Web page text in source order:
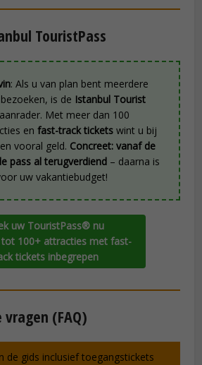
TouristPass
: Als u van plan bent meerdere
is de Istanbul Tourist
Met meer dan 100
enfast-track tickets wint u bij
vooral geld. Concreet: vanaf de
pass al terugverdiend – daarna is
uw vakantiebudget!
uw TouristPass® nu
100+ attracties met fast-
tickets inbegrepen
vragen (FAQ)
de gids inclusief toegangstickets